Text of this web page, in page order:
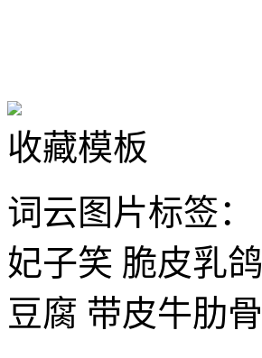
收藏模板
词云图片标签：
妃子笑 脆皮乳鸽
豆腐 带皮牛肋骨